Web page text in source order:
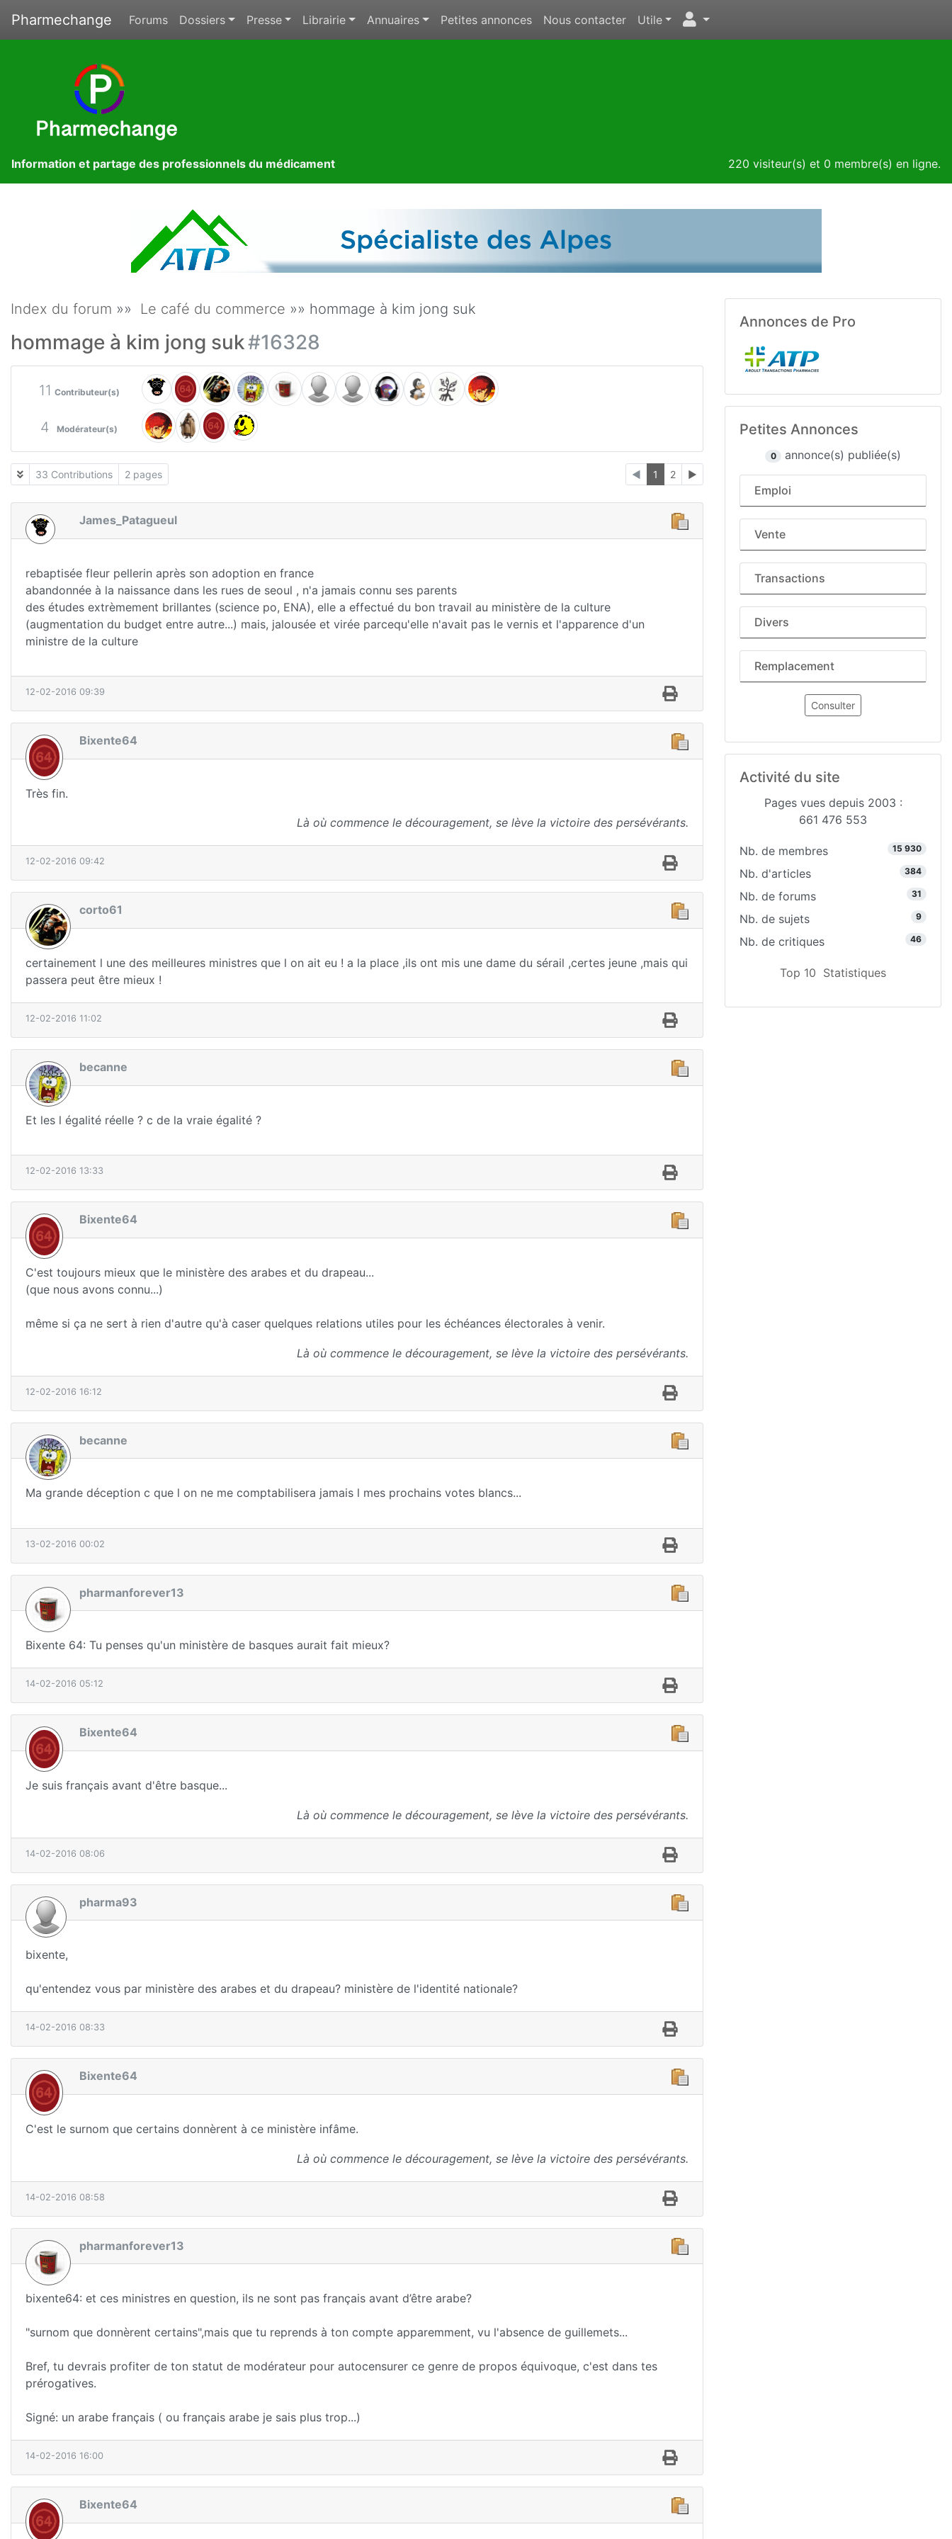
Pharmechange Forums Dossiers Presse Librairie Annuaires Petites annonces Nous contacter Utile
Information et partage des professionnels du médicament 220 visiteur(s) et 0 membre(s) en ligne.
Index du forum »» Le café du commerce »» hommage à kim jong suk
hommage à kim jong suk#16328
11 Contributeur(s)
4 Modérateur(s)
33 Contributions 2 pages ◄ 1 2 ►
James_Patagueul
rebaptisée fleur pellerin après son adoption en france
abandonnée à la naissance dans les rues de seoul , n'a jamais connu ses parents
des études extrèmement brillantes (science po, ENA), elle a effectué du bon travail au ministère de la culture
(augmentation du budget entre autre...) mais, jalousée et virée parcequ'elle n'avait pas le vernis et l'apparence d'un
ministre de la culture
12-02-2016 09:39
Bixente64
Très fin.
Là où commence le découragement, se lève la victoire des persévérants.
12-02-2016 09:42
corto61
certainement l une des meilleures ministres que l on ait eu ! a la place ,ils ont mis une dame du sérail ,certes jeune ,mais qui
passera peut être mieux !
12-02-2016 11:02
becanne
Et les l égalité réelle ? c de la vraie égalité ?
12-02-2016 13:33
Bixente64
C'est toujours mieux que le ministère des arabes et du drapeau...
(que nous avons connu...)
même si ça ne sert à rien d'autre qu'à caser quelques relations utiles pour les échéances électorales à venir.
Là où commence le découragement, se lève la victoire des persévérants.
12-02-2016 16:12
becanne
Ma grande déception c que l on ne me comptabilisera jamais l mes prochains votes blancs...
13-02-2016 00:02
pharmanforever13
Bixente 64: Tu penses qu'un ministère de basques aurait fait mieux?
14-02-2016 05:12
Bixente64
Je suis français avant d'être basque...
Là où commence le découragement, se lève la victoire des persévérants.
14-02-2016 08:06
pharma93
bixente,
qu'entendez vous par ministère des arabes et du drapeau? ministère de l'identité nationale?
14-02-2016 08:33
Bixente64
C'est le surnom que certains donnèrent à ce ministère infâme.
Là où commence le découragement, se lève la victoire des persévérants.
14-02-2016 08:58
pharmanforever13
bixente64: et ces ministres en question, ils ne sont pas français avant d’être arabe?
"surnom que donnèrent certains",mais que tu reprends à ton compte apparemment, vu l'absence de guillemets...
Bref, tu devrais profiter de ton statut de modérateur pour autocensurer ce genre de propos équivoque, c'est dans tes
prérogatives.
Signé: un arabe français ( ou français arabe je sais plus trop...)
14-02-2016 16:00
Bixente64
Annonces de Pro
Petites Annonces
0 annonce(s) publiée(s)
Emploi
Vente
Transactions
Divers
Remplacement
Consulter
Activité du site
Pages vues depuis 2003 :
661 476 553
Nb. de membres 15 930
Nb. d'articles 384
Nb. de forums 31
Nb. de sujets 9
Nb. de critiques 46
Top 10 Statistiques